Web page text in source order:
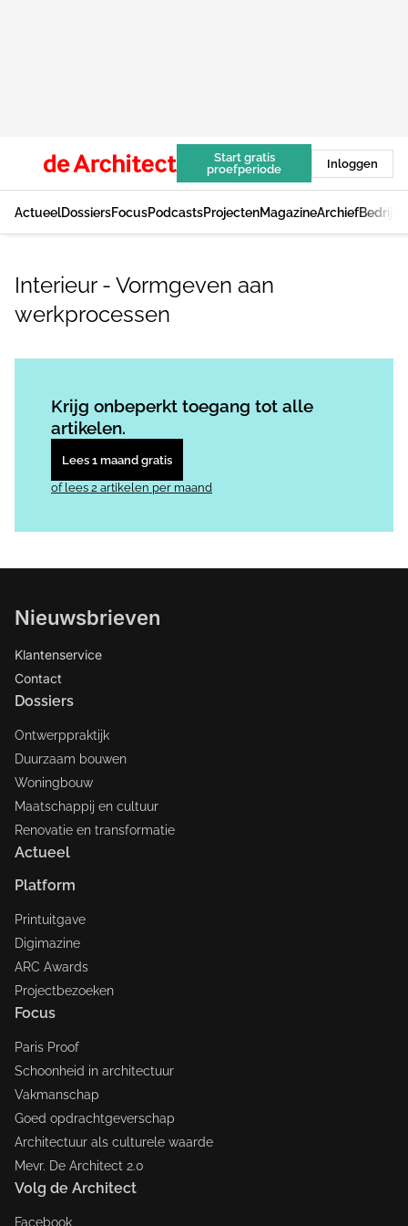
Start gratis
proefperiode
Inloggen
ActueelDossiersFocusPodcastsProjectenMagazineArchief
Interieur - Vormgeven aan
werkprocessen
Krijg onbeperkt toegang tot alle
artikelen.
Lees 1 maand gratis
of lees 2 artikelen per maand
Nieuwsbrieven
Klantenservice
Contact
Dossiers
Ontwerppraktijk
Duurzaam bouwen
Woningbouw
Maatschappij en cultuur
Renovatie en transformatie
Actueel
Platform
Printuitgave
Digimazine
ARC Awards
Projectbezoeken
Focus
Paris Proof
Schoonheid in architectuur
Vakmanschap
Goed opdrachtgeverschap
Architectuur als culturele waarde
Mevr. De Architect 2.0
Volg de Architect
Facebook